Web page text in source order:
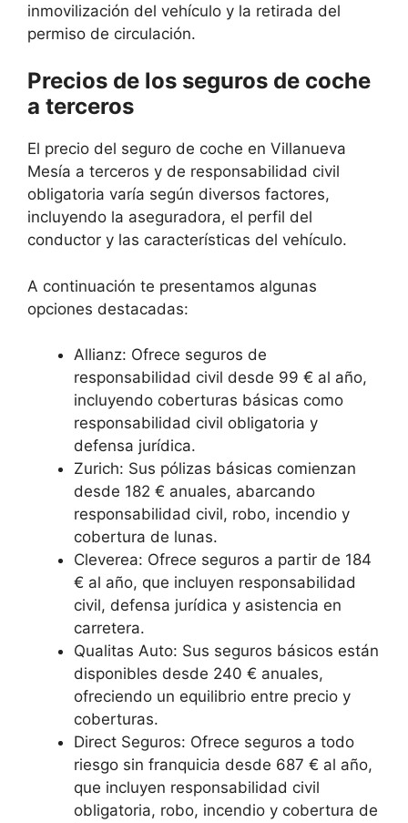
inmovilización del vehículo y la retirada del
permiso de circulación.
Precios de los seguros de coche
a terceros
El precio del seguro de coche en Villanueva
Mesía a terceros y de responsabilidad civil
obligatoria varía según diversos factores,
incluyendo la aseguradora, el perfil del
conductor y las características del vehículo.
A continuación te presentamos algunas
opciones destacadas:
Allianz: Ofrece seguros de
responsabilidad civil desde 99 € al año,
incluyendo coberturas básicas como
responsabilidad civil obligatoria y
defensa jurídica.
Zurich: Sus pólizas básicas comienzan
desde 182 € anuales, abarcando
responsabilidad civil, robo, incendio y
cobertura de lunas.
Cleverea: Ofrece seguros a partir de 184
€ al año, que incluyen responsabilidad
civil, defensa jurídica y asistencia en
carretera.
Qualitas Auto: Sus seguros básicos están
disponibles desde 240 € anuales,
ofreciendo un equilibrio entre precio y
coberturas.
Direct Seguros: Ofrece seguros a todo
riesgo sin franquicia desde 687 € al año,
que incluyen responsabilidad civil
obligatoria, robo, incendio y cobertura de